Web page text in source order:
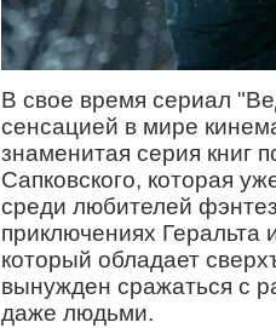
В свое время сериал
сенсацией в мире
знаменитая серия книг
Сапковского, которая
среди любителей
приключениях Геральта
который обладает
вынужден сражаться с
даже людьми.